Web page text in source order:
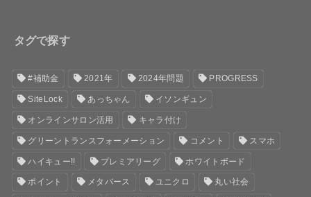
タグで探す
#補助金 2021年 2024年問題 PROGRESS
SiteLock あっちゃん イソンギュン
オンラインサロン活用 キャラ付け
グリーントランスフォーメーション コメント スマホ
ハイキュー!! プレミアリーグ ホワイトボード
ポイント メタバース ユニクロ 丸い社会